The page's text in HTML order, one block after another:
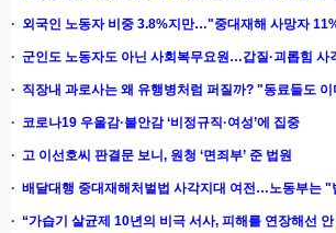
· 외국인 노동자 비중 3.8%지만…"중대재해 사망자
· 군인도 노동자도 아닌 사회복무요원…갑질·괴롭힘 사
· 직장내 과로사는 왜 유행병처럼 퍼질까? "동료들도 이
· 코로나19 우울감·불안감 ‘비정규직·여성’에 집중
· 고 이선호씨 판결문 보니, 원청 ‘면죄부’ 준 법원
· 배달대행 중대재해처벌법 사각지대 여전…노동부는 "
· “가습기 살균제 10년의 비극 서사, 피해를 연장해선